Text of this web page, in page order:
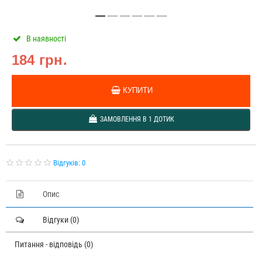
184 грн.
В наявності
КУПИТИ
ЗАМОВЛЕННЯ В 1 ДОТИК
Відгуків: 0
Опис
Відгуки (0)
Питання - відповідь (0)